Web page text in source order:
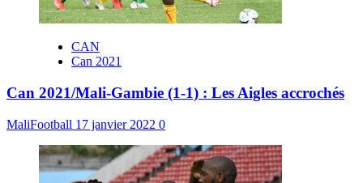
CAN
Can 2021
Can 2021/Mali-Gambie (1-1) : Les Aigles accrochés
MaliFootball 17 janvier 2022 0